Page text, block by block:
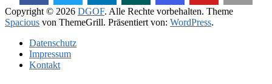
Copyright © 2026 DGOF. Alle Rechte vorbehalten. Theme
Spacious von ThemeGrill. Präsentiert von: WordPress.
Daten­schutz­
Impressum
Kontakt